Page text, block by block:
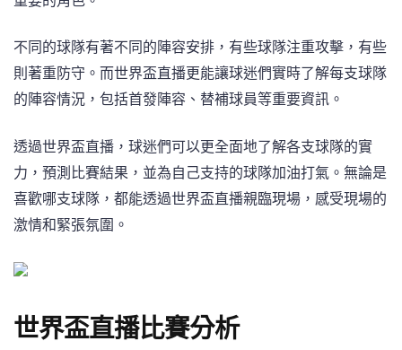
不同的球隊有著不同的陣容安排，有些球隊注重攻擊，有些
則著重防守。而世界盃直播更能讓球迷們實時了解每支球隊
的陣容情況，包括首發陣容、替補球員等重要資訊。
透過世界盃直播，球迷們可以更全面地了解各支球隊的實
力，預測比賽結果，並為自己支持的球隊加油打氣。無論是
喜歡哪支球隊，都能透過世界盃直播親臨現場，感受現場的
激情和緊張氛圍。
世界盃直播比賽分析